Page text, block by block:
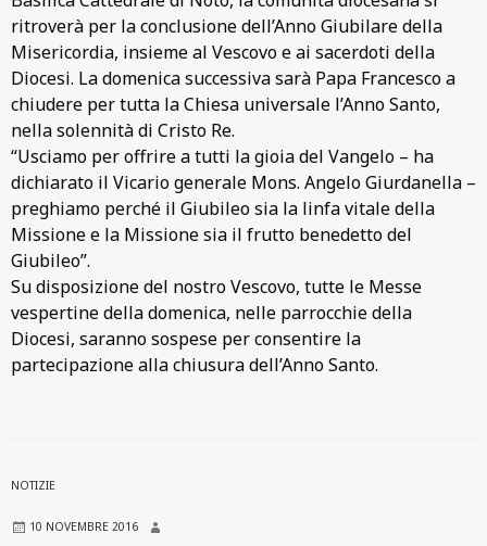
ritroverà per la conclusione dell’Anno Giubilare della
Misericordia, insieme al Vescovo e ai sacerdoti della
Diocesi. La domenica successiva sarà Papa Francesco a
chiudere per tutta la Chiesa universale l’Anno Santo,
nella solennità di Cristo Re.
“Usciamo per offrire a tutti la gioia del Vangelo – ha
dichiarato il Vicario generale Mons. Angelo Giurdanella –
preghiamo perché il Giubileo sia la linfa vitale della
Missione e la Missione sia il frutto benedetto del
Giubileo”.
Su disposizione del nostro Vescovo, tutte le Messe
vespertine della domenica, nelle parrocchie della
Diocesi, saranno sospese per consentire la
partecipazione alla chiusura dell’Anno Santo.
NOTIZIE
10 NOVEMBRE 2016